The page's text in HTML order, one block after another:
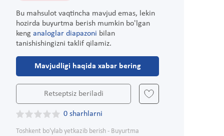
Bu mahsulot vaqtincha mavjud emas, lekin
hozirda buyurtma berish mumkin bo'lgan
keng analoglar diapazoni bilan
tanishishingizni taklif qilamiz.
Mavjudligi haqida xabar bering
Retseptsiz beriladi
0 sharhlarni
Toshkent bo'ylab yetkazib berish - Buyurtma